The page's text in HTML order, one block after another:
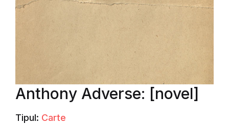
Anthony Adverse: [novel]
Tipul: Carte